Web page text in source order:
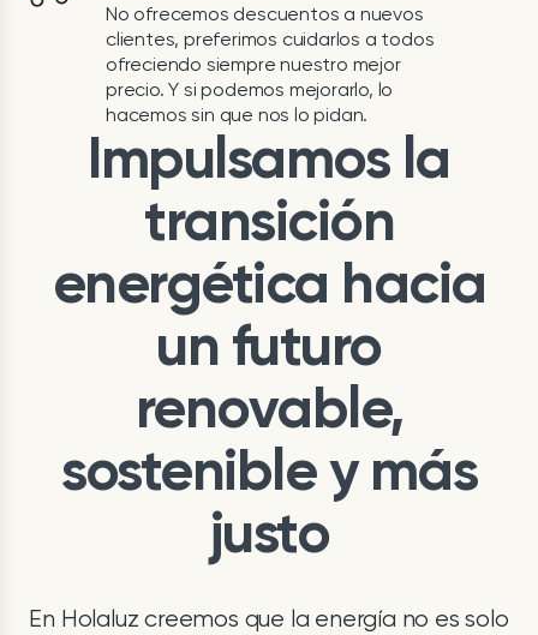
No ofrecemos descuentos a nuevos
clientes, preferimos cuidarlos a todos
ofreciendo siempre nuestro mejor
precio. Y si podemos mejorarlo, lo
hacemos sin que nos lo pidan.
Impulsamos la
transición
energética hacia
un futuro
renovable,
sostenible y más
justo
En Holaluz creemos que la energía no es solo